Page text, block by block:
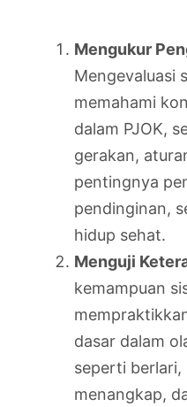
Mengukur
Mengevaluasi
memahami
dalam PJOK,
gerakan,
pentingnya
pendinginan,
hidup sehat.
Menguji
kemampuan
dasar dalam
seperti berlari,
menangkap,